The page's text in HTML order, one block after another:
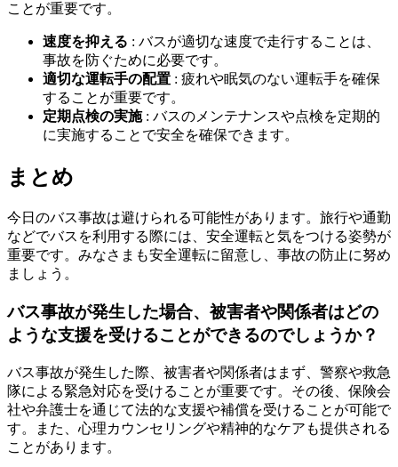
ことが重要です。
速度を抑える : バスが適切な速度で走行することは、
事故を防ぐために必要です。
適切な運転手の配置 : 疲れや眠気のない運転手を確保
することが重要です。
定期点検の実施: バスのメンテナンスや点検を定期的
に実施することで安全を確保できます。
まとめ
今日のバス事故は避けられる可能性があります。旅行や通勤
などでバスを利用する際には、安全運転と気をつける姿勢が
重要です。みなさまも安全運転に留意し、事故の防止に努め
ましょう。
バス事故が発生した場合、被害者や関係者はどの
ような支援を受けることができるのでしょうか？
バス事故が発生した際、被害者や関係者はまず、警察や救急
隊による緊急対応を受けることが重要です。その後、保険会
社や弁護士を通じて法的な支援や補償を受けることが可能で
す。また、心理カウンセリングや精神的なケアも提供される
ことがあります。